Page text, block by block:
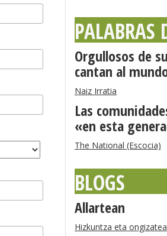
PALABRAS
Orgullosos de
cantan al
Naiz Irratia
Las
«en esta
The National (Escocia)
BLOGS
Allartean
Hizkuntza eta